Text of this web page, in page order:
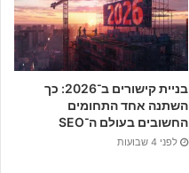
o
o
בניית קישורים ב־2026: כך
השתנה אחד התחומים
החשובים בעולם ה־SEO
לפני 4 שבועות